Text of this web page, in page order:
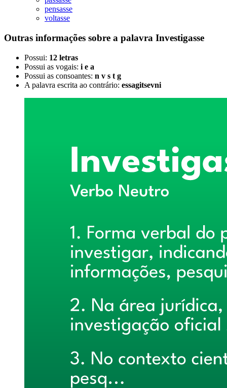
pensasse
voltasse
Outras informações sobre a palavra Investigasse
Possui: 12 letras
Possui as vogais: i e a
Possui as consoantes: n v s t g
A palavra escrita ao contrário: essagitsevni